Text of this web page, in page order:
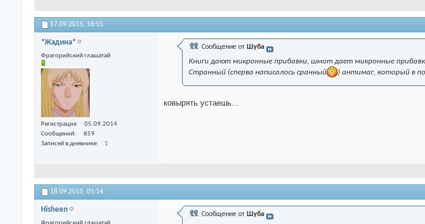
17.09.2015, 16:55
*Жадина*
Фрагорийский глашатай
Регистрация
05.09.2014
Сообщений
859
Записей в дневнике
1
Сообщение от Шуба
Книги дают микронные прибавки, шмот дает микронные
Странный (сперва написалось сранный
) антимаг, который в
ковырять устаешь...
18.09.2015, 01:14
Hisheen
Сообщение от Шуба